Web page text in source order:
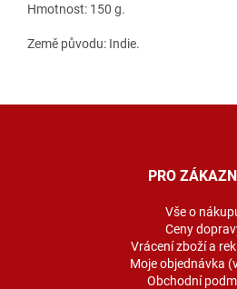
Hmotnost: 150 g.
Země původu: Indie.
PRO
Vše o
Ceny
Vrácení zboží a
Moje objednávka
Obchodní